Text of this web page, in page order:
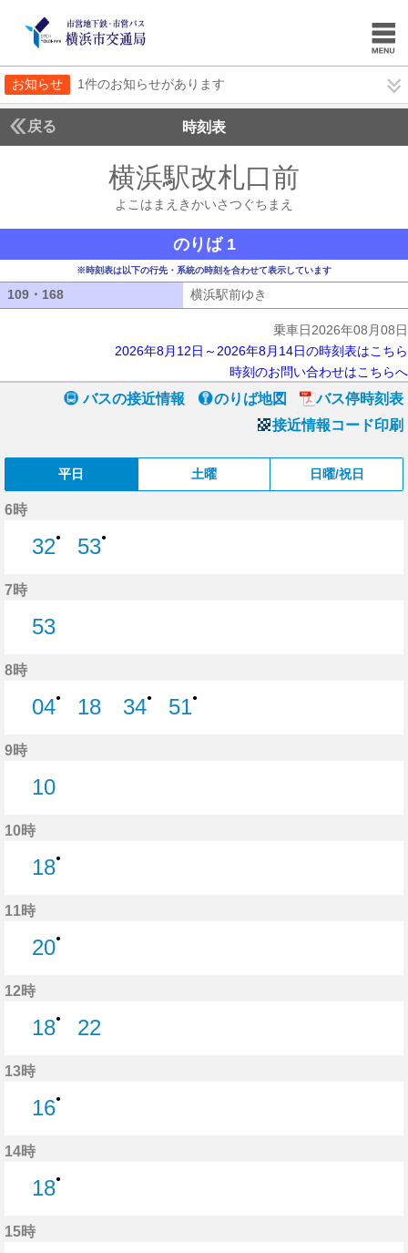
お知らせ 1件のお知らせがあります
戻る 時刻表
横浜駅改札口前
よこはまえきかいさつぐちまえ
のりば 1
※時刻表は以下の行先・系統の時刻を合わせて表示しています
109・168 横浜駅前ゆき
乗車日2026年08月08日
2026年8月12日～2026年8月14日の時刻表はこちら
時刻のお問い合わせはこちらへ
バスの接近情報 のりば地図
バス停時刻表
接近情報コード印刷
平日 土曜 日曜/祝日
6時
32●
53●
7時
53
8時
04●
18
34●
51●
9時
10
10時
18●
11時
20●
12時
18●
22
13時
16●
14時
18●
15時